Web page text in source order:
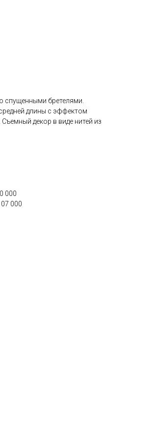
спущенными бретелями.
длины с эффектом
декор в виде нитей из
000
000